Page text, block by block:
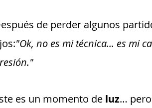
de perder algunos
"Ok, no es mi técnica… es mi
es un momento de luz…